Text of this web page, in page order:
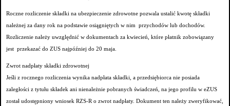
Roczne rozliczenie składki na ubezpieczenie zdrowotne pozwala ustalić kwotę składki
należnej za dany rok na podstawie osiągniętych w nim przychodów lub dochodów.
Rozliczenie należy uwzględnić w dokumentach za kwiecień, które płatnik zobowiązany
jest przekazać do ZUS najpóźniej do 20 maja.
Zwrot nadpłaty składki zdrowotnej
Jeśli z rocznego rozliczenia wynika nadpłata składki, a przedsiębiorca nie posiada
zaległości z tytułu składek ani nienależnie pobranych świadczeń, na jego profilu w eZUS
został udostępniony wniosek RZS-R o zwrot nadpłaty. Dokument ten należy zweryfikować,